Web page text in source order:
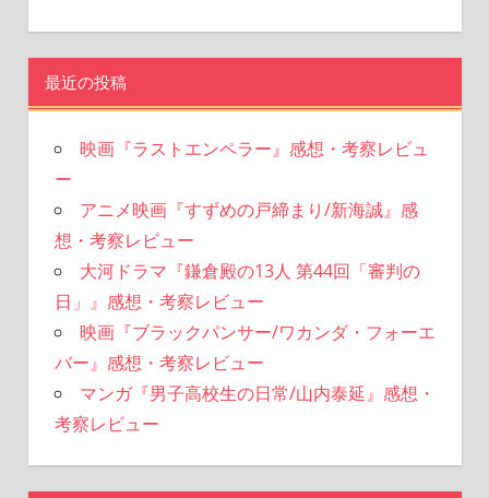
最近の投稿
映画『ラストエンペラー』感想・考察レビュ
ー
アニメ映画『すずめの戸締まり/新海誠』感
想・考察レビュー
大河ドラマ『鎌倉殿の13人 第44回「審判の
日」』感想・考察レビュー
映画『ブラックパンサー/ワカンダ・フォーエ
バー』感想・考察レビュー
マンガ『男子高校生の日常/山内泰延』感想・
考察レビュー